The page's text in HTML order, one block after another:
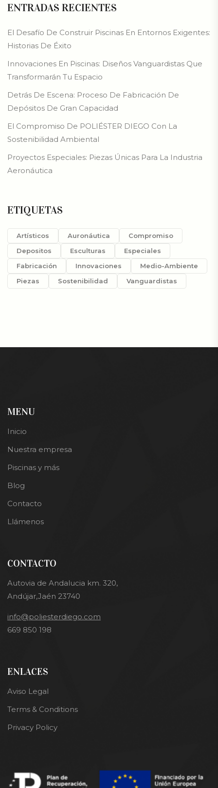
ENTRADAS RECIENTES
El Desafío De Construir Piscinas En Entornos Exigentes:
Historias De Éxito
Innovaciones En Piscinas: Diseños Vanguardistas Que
Transformarán Tu Espacio
Detrás De Escena: Proceso De Fabricación De
Depósitos De Gran Capacidad
El Compromiso De POLIÉSTER DIEGO Con La
Sostenibilidad Ambiental
Proyectos Especiales: Piezas Únicas Para La Industria
Aeronáutica
ETIQUETAS
Artísticos Auronáutica
Compromiso
Depositos
Esculturas
Especiales
Fabricación
Innovaciones
Medio-Ambiente
Piezas
Sostenibilidad Vanguardistas
MENU
Inicio
Nuestra empresa
Piscinas y más
Blog
Contacto
Llámenos
CONTACTO
Autovia de Andalucia km. 320,
Andújar,Jaén 23740
info@poliesterdiego.com
669 850 198
ENLACES
Aviso Legal
Terms & Conditions
Privacy Policy